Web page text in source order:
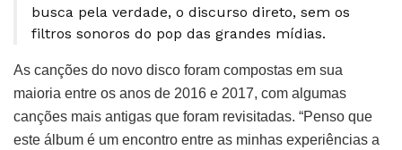
busca pela verdade, o discurso direto, sem os
filtros sonoros do pop das grandes mídias.
As canções do novo disco foram compostas em sua
maioria entre os anos de 2016 e 2017, com algumas
canções mais antigas que foram revisitadas. “Penso que
este álbum é um encontro entre as minhas experiências a